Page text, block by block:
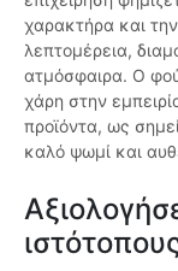
χαρακτήρα και
λεπτομέρεια,
ατμόσφαιρα. Ο
χάρη στην
προϊόντα, ως
καλό ψωμί και